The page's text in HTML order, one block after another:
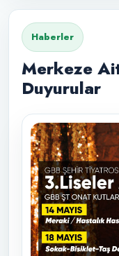
Haberler
Merkeze
Duyurular